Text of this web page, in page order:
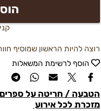
רוצה להיות הראשון שמוסיף
הוסף לרשימת המשאלות
הטבעה / חריטה על
מזכרת לכל אירוע